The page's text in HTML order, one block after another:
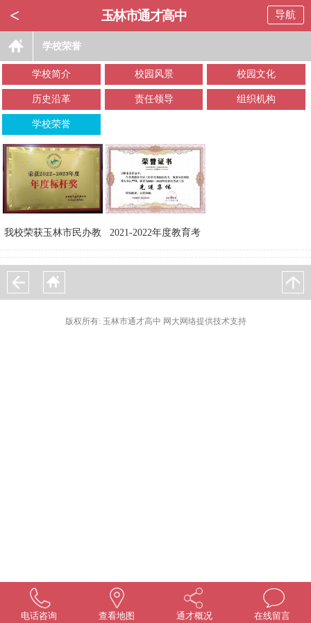
< 玉林市通才高中 导航
学校荣誉
学校简介 校园风景 校园文化
历史沿革 责任领导 组织机构
学校荣誉
我校荣获玉林市民办教
育协会颁发2022-2023
年度标杆奖
2021-2022年度教育考
试工作先进集体
版权所有: 玉林市通才高中 网大网络提供技术支持
电话咨询 查看地图 通才概况 在线留言